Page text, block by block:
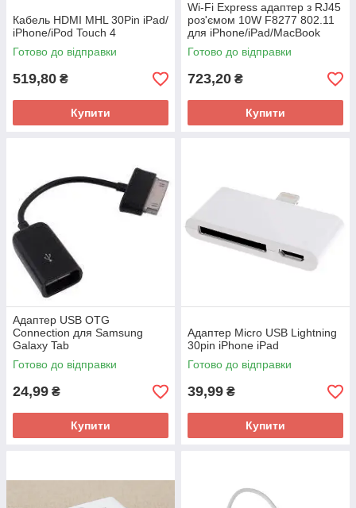
Кабель HDMI MHL 30Pin iPad/
iPhone/iPod Touch 4
Готово до відправки
519,80 ₴
Купити
Wi-Fi Express адаптер з RJ45
роз'ємом 10W F8277 802.11
для iPhone/iPad/MacBook
Готово до відправки
723,20 ₴
Купити
Адаптер USB OTG
Connection для Samsung
Galaxy Tab
Готово до відправки
24,99 ₴
Купити
Адаптер Micro USB Lightning
30pin iPhone iPad
Готово до відправки
39,99 ₴
Купити